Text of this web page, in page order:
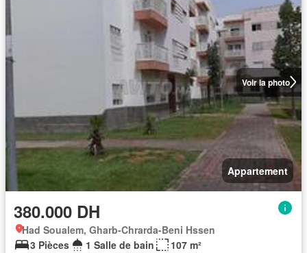
Voir la photo
Appartement
380.000 DH
Had Soualem, Gharb-Chrarda-Beni Hssen
3 Pièces
1 Salle de bain
107 m²